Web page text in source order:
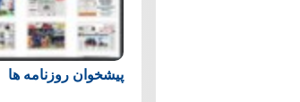
پیشخوان روزنامه ها